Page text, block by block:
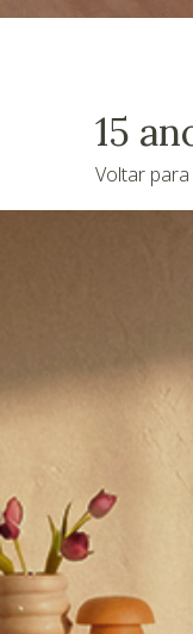
15
Voltar